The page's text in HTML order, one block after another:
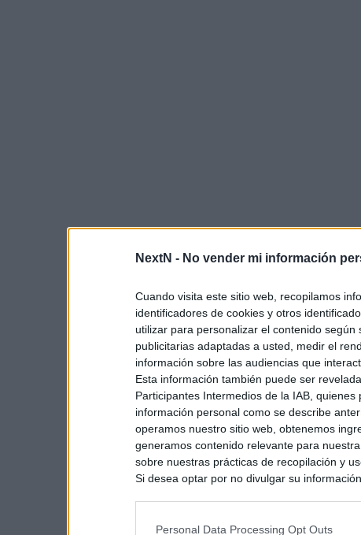
NextN - No vender mi información
Cuando visita este sitio web, recopilamos
identificadores de cookies y otros
utilizar para personalizar el contenido
publicitarias adaptadas a usted, medir el
información sobre las audiencias que
Esta información también puede ser
Participantes Intermedios de la IAB,
información personal como se describe
operamos nuestro sitio web, obtenemos
generamos contenido relevante para
sobre nuestras prácticas de recopilación y
Si desea optar por no divulgar su
intereses basados en la información
Personal Data Processing Opt Outs